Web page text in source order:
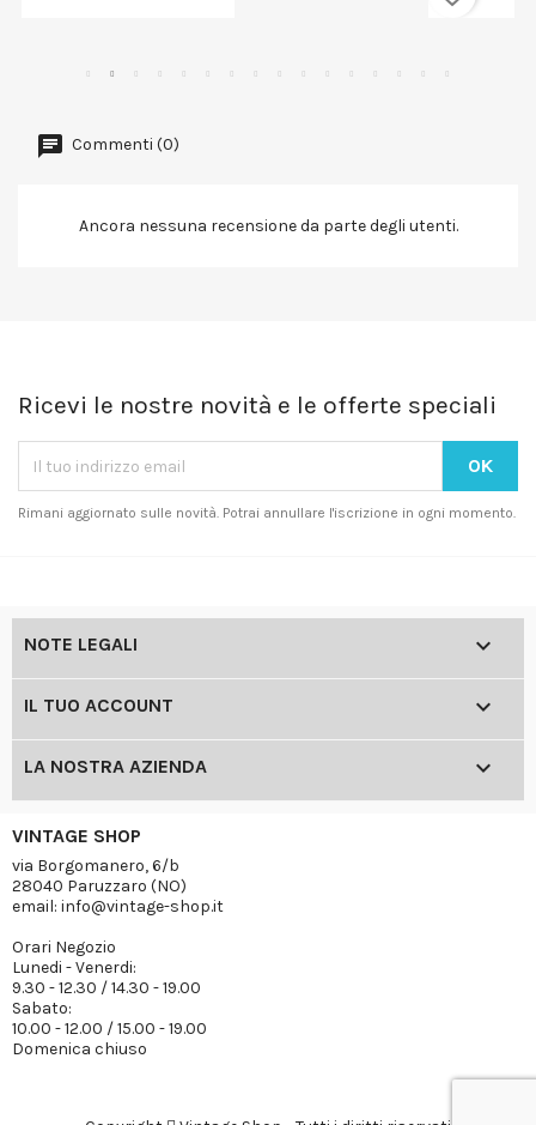
Commenti (0)
Ancora nessuna recensione da parte degli utenti.
Ricevi le nostre novità e le offerte speciali
Rimani aggiornato sulle novità. Potrai annullare l'iscrizione in ogni momento.
NOTE LEGALI 
IL TUO ACCOUNT 
LA NOSTRA AZIENDA 
VINTAGE SHOP
via Borgomanero, 6/b
28040 Paruzzaro (NO)
email: info@vintage-shop.it
Orari Negozio
Lunedi - Venerdi:
9.30 - 12.30 / 14.30 - 19.00
Sabato:
10.00 - 12.00 / 15.00 - 19.00
Domenica chiuso